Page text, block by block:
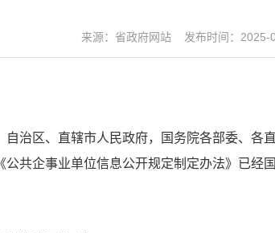
来源：省政府网站 发布时间：2025-
自治区、直辖市人民政府，国务院各部委、各直
《公共企事业单位信息公开规定制定办法》已经